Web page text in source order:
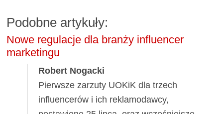
Podobne artykuły:
Nowe regulacje dla branży influencer
marketingu
Robert Nogacki
Pierwsze zarzuty UOKiK dla trzech
influencerów i ich reklamodawcy,